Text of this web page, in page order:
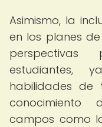
Asimismo, la
en los planes
perspectivas
estudiantes,
habilidades de
conocimiento
campos como